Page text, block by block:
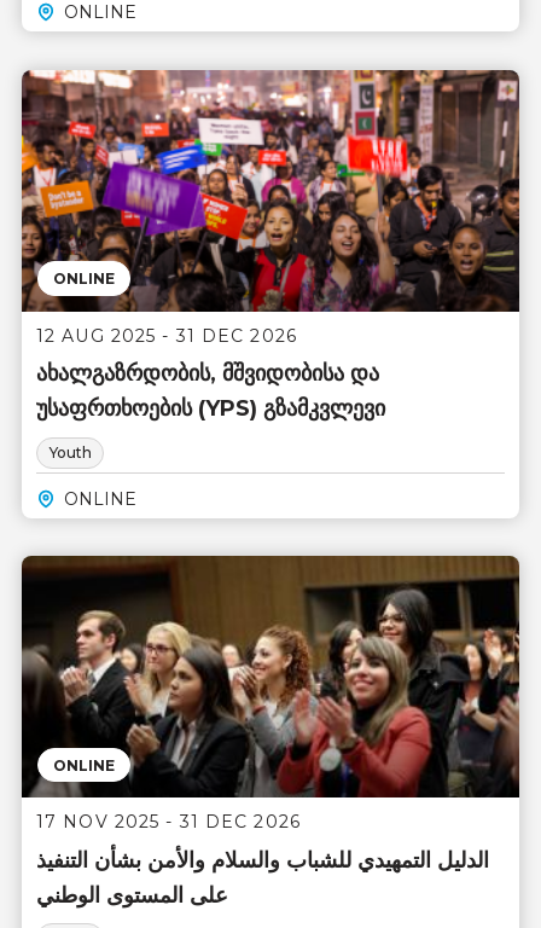
ONLINE
ONLINE
12 AUG 2025 - 31 DEC 2026
ახალგაზრდობის, მშვიდობისა და
უსაფრთხოების (YPS) გზამკვლევი
Youth
ONLINE
ONLINE
17 NOV 2025 - 31 DEC 2026
الدليل التمهيدي للشباب والسلام والأمن بشأن التنفيذ
على المستوى الوطني